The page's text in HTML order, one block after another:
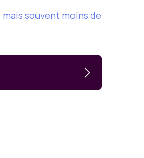
souvent moins de